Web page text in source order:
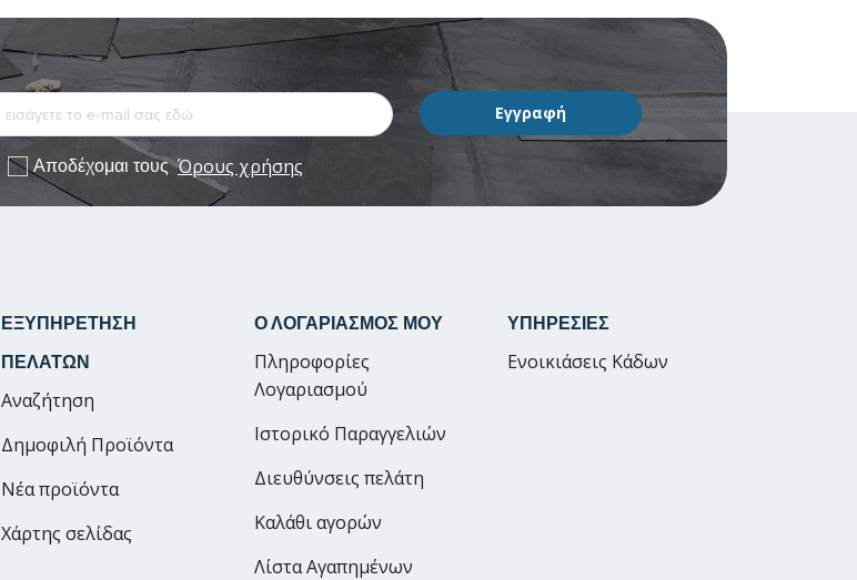
Αποδέχομαι τουςΌρους χρήσης
ΕΞΥΠΗΡΕΤΗΣΗ
ΠΕΛΑΤΩΝ
Αναζήτηση
Δημοφιλή Προϊόντα
Νέα προϊόντα
Χάρτης σελίδας
Ο ΛΟΓΑΡΙΑΣΜΟΣ ΜΟΥ
Πληροφορίες
Λογαριασμού
Ιστορικό Παραγγελιών
Διευθύνσεις πελάτη
Καλάθι αγορών
Λίστα Αγαπημένων
ΥΠΗΡΕΣΙΕΣ
Ενοικιάσεις Κάδων